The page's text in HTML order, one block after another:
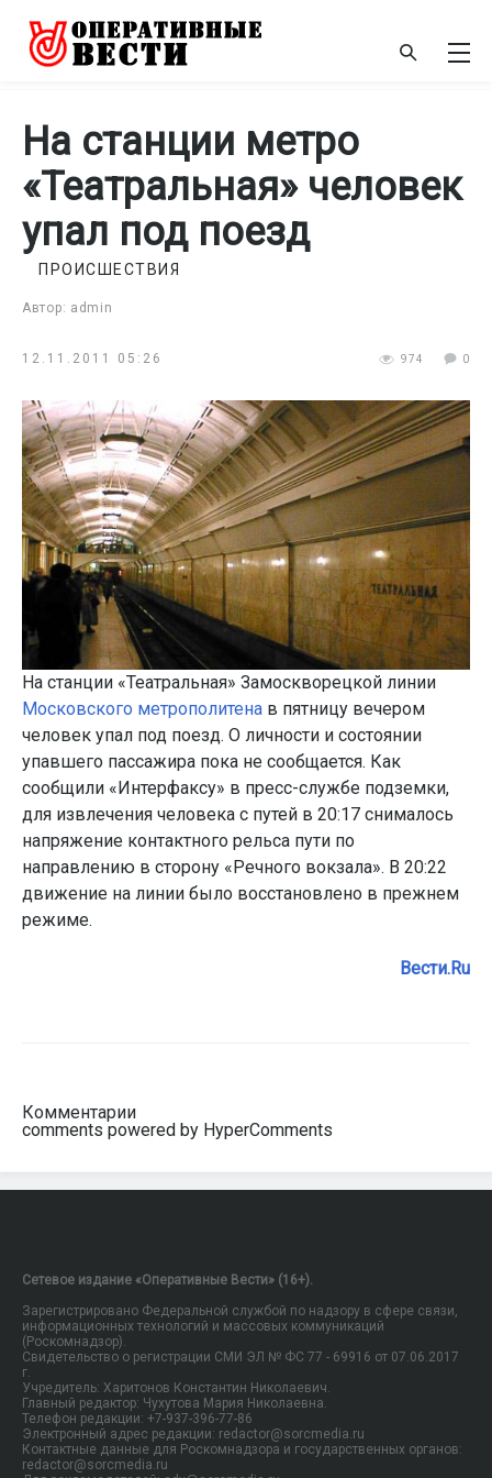
На станции метро
«Театральная» человек
упал под поезд
Автор: admin
ПРОИСШЕСТВИЯ
12.11.2011 05:26 974 0
На станции «Театральная» Замоскворецкой линии
Московского метрополитена в пятницу вечером
человек упал под поезд. О личности и состоянии
упавшего пассажира пока не сообщается. Как
сообщили «Интерфаксу» в пресс-службе подземки,
для извлечения человека с путей в 20:17 снималось
напряжение контактного рельса пути по
направлению в сторону «Речного вокзала». В 20:22
движение на линии было восстановлено в прежнем
режиме.
Вести.Ru
Комментарии
comments powered by HyperComments
Сетевое издание «Оперативные Вести» (16+).
Зарегистрировано Федеральной службой по надзору в сфере связи,
информационных технологий и массовых коммуникаций
(Роскомнадзор).
Свидетельство о регистрации СМИ ЭЛ № ФС 77 - 69916 от 07.06.2017
г.
Учредитель: Харитонов Константин Николаевич.
Главный редактор: Чухутова Мария Николаевна.
Телефон редакции: +7-937-396-77-86
Электронный адрес редакции: redactor@sorcmedia.ru
Контактные данные для Роскомнадзора и государственных органов:
redactor@sorcmedia.ru